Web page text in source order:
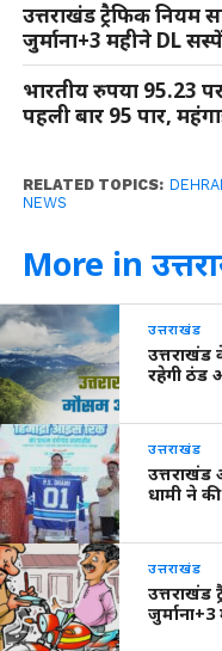
उत्तराखंड ट्रैफिक नियम
जुर्माना+3 महीने DL
भारतीय रुपया 95.23
पहली बार 95 पार,
RELATED TOPICS:
NEWS
More in
उत्तराखंड
रहेगी ठंड
उत्तराखंड
उत्तराखंड
धामी ने
उत्तराखंड
उत्तराखंड